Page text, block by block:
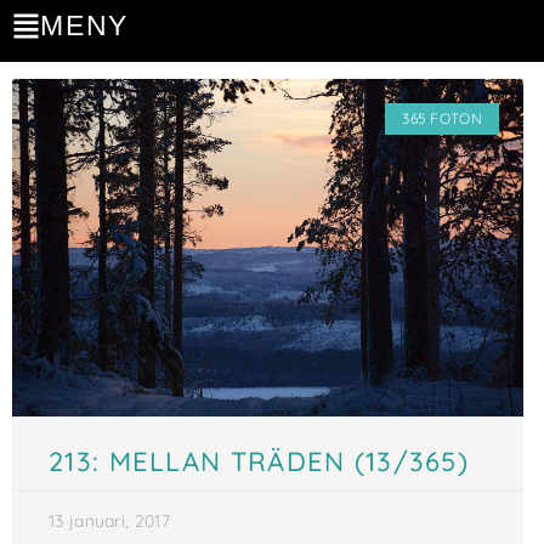
MENY
365 FOTON
213: MELLAN TRÄDEN (13/365)
13 januari, 2017